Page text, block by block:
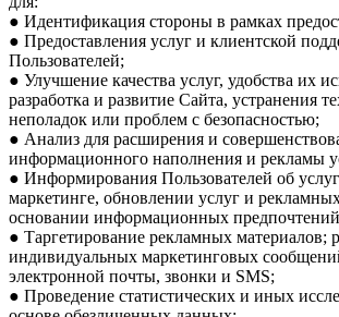
● Идентификация стороны в рамках
● Предоставления услуг и клиентской
Пользователей;
● Улучшение качества услуг, удобства их
разработка и развитие Сайта, устранения
неполадок или проблем с безопасностью;
● Анализ для расширения и
информационного наполнения и рекламы
● Информирования Пользователей об
маркетинге, обновлении услуг и
основании информационных предпочтений
● Таргетирование рекламных материалов;
индивидуальных маркетинговых
электронной почты, звонки и SMS;
● Проведение статистических и иных